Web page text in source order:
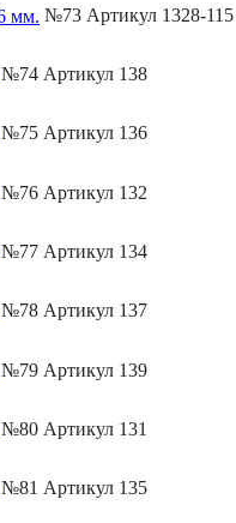
№73 Артикул 1328-115
№74 Артикул 138
№75 Артикул 136
№76 Артикул 132
№77 Артикул 134
№78 Артикул 137
№79 Артикул 139
№80 Артикул 131
№81 Артикул 135